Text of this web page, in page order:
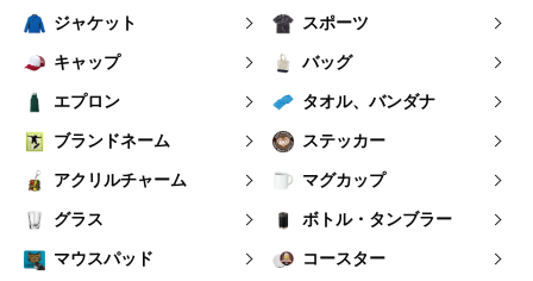
ジャケット スポーツ
キャップ バッグ
エプロン タオル、バンダナ
ブランドネーム ステッカー
アクリルチャーム マグカップ
グラス ボトル・タンブラー
マウスパッド コースター